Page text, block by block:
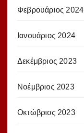
Φεβρουάριος 2024
Ιανουάριος 2024
Δεκέμβριος 2023
Νοέμβριος 2023
Οκτώβριος 2023